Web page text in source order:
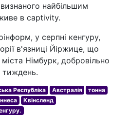
найбільшим
в captivity.
у серпні кенгуру,
в'язниці Йіржице, що
Німбурк, добровільно
тиждень.
Республіка Австралія
тонна
Квінсленд